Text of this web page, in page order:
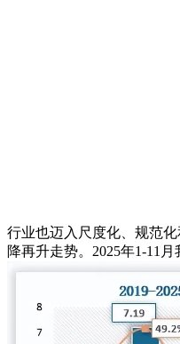
行业也迈入尺度化、规范化
降再升走势。2025年1-11